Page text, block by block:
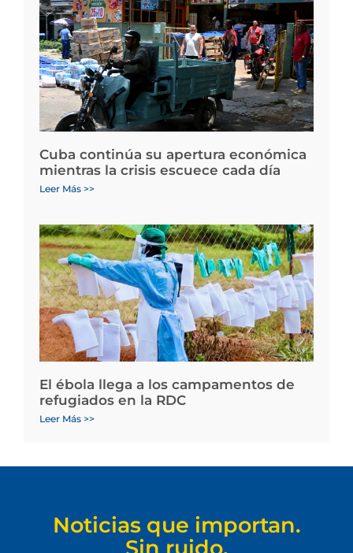
Cuba continúa su apertura económica
mientras la crisis escuece cada día
Leer Más >>
El ébola llega a los campamentos de
refugiados en la RDC
Leer Más >>
Noticias que importan.